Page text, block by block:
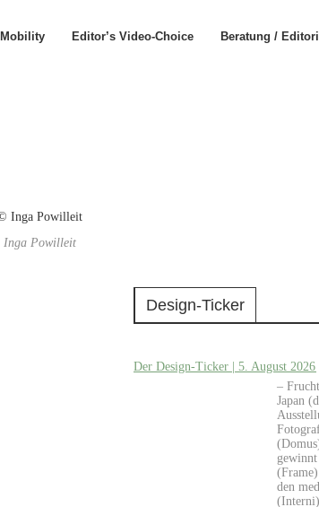
Mobility Editor’s Video-Choice Beratung /
Inga Powilleit
Design-Ticker
Der Design-Ticker | 5. August 2026
–
Japan
den